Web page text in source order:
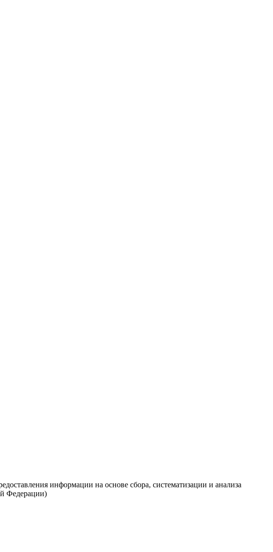
информации на основе сбора, систематизации и анализа
Федерации)